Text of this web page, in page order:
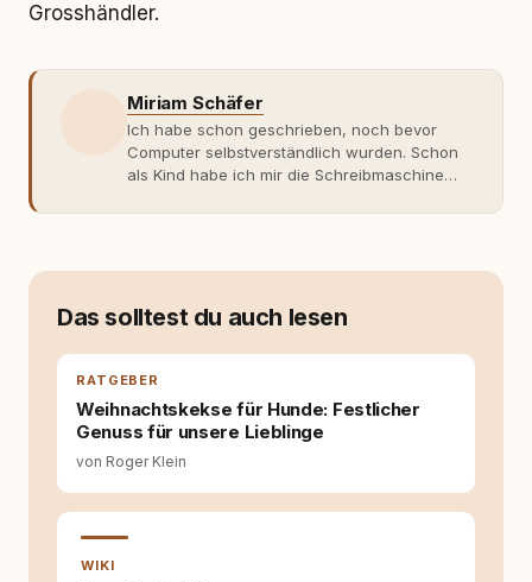
Grosshändler.
Miriam Schäfer
Ich habe schon geschrieben, noch bevor
Computer selbstverständlich wurden. Schon
als Kind habe ich mir die Schreibmaschine
getippt: Geschichten, Beobachtungen,
weniger guten Erfahrungen. Umso mehr hat
erlebt habe, wie verantwortungsvoll und
bewusst gute Hundehaltung funktionieren
kann. Dieser Perspektivwechsel begleitet
meine Arbeit bis heute. Bei rundum.dog bin ich
als Content Managerin an vielen Stellen
beteiligt, an denen aus Ideen fertige Beiträge
werden. Ich recherchiere Themen, plane
Inhalte, schreibe Artikel, begleite Gastbeiträge
redaktionell, veröffentliche Texte und betreue
Das solltest du auch lesen
RATGEBER
Weihnachtskekse für Hunde: Festlicher
Genuss für unsere Lieblinge
von Roger Klein
WIKI